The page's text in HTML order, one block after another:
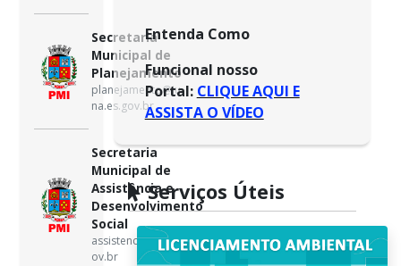
Secretaria
Municipal de
Planejamento
planejamento@iu
na.es.gov.br
Secretaria
Municipal de
Assistência e
Desenvolvimento
Social
assistencia@iuna.es.g
ov.br
Entenda Como
Funcional nosso
Portal: CLIQUE AQUI E
ASSISTA O VÍDEO
Serviços Úteis